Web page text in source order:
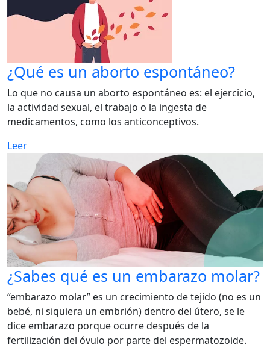
¿Qué es un aborto espontáneo?
Lo que no causa un aborto espontáneo es: el ejercicio,
la actividad sexual, el trabajo o la ingesta de
medicamentos, como los anticonceptivos.
Leer
¿Sabes qué es un embarazo molar?
“embarazo molar” es un crecimiento de tejido (no es un
bebé, ni siquiera un embrión) dentro del útero, se le
dice embarazo porque ocurre después de la
fertilización del óvulo por parte del espermatozoide.